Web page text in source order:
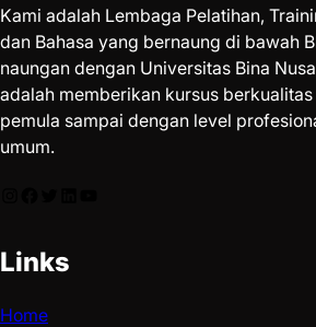
Kami adalah Lembaga Pelatihan,
dan Bahasa yang bernaung di bawah
naungan dengan Universitas Bina
adalah memberikan kursus
pemula sampai dengan level
umum.
Links
Home